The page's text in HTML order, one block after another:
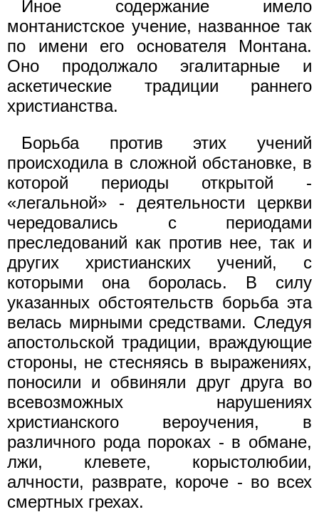
Иное содержание имело
монтанистское учение, названное так
по имени его основателя Монтана.
Оно продолжало эгалитарные и
аскетические традиции раннего
христианства.
Борьба против этих учений
происходила в сложной обстановке, в
которой периоды открытой -
«легальной» - деятельности церкви
чередовались с периодами
преследований как против нее, так и
других христианских учений, с
которыми она боролась. В силу
указанных обстоятельств борьба эта
велась мирными средствами. Следуя
апостольской традиции, враждующие
стороны, не стесняясь в выражениях,
поносили и обвиняли друг друга во
всевозможных нарушениях
христианского вероучения, в
различного рода пороках - в обмане,
лжи, клевете, корыстолюбии,
алчности, разврате, короче - во всех
смертных грехах.